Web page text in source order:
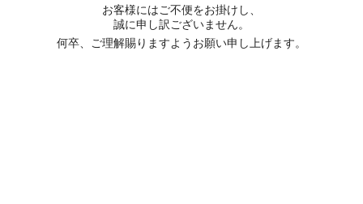
お客様にはご不便をお掛けし、
誠に申し訳ございません。
何卒、ご理解賜りますようお願い申し上げます。